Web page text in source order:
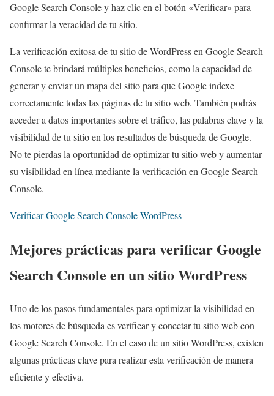
Google Search Console y haz clic en el botón «Verificar» para
confirmar la veracidad de tu sitio.
La verificación exitosa de tu sitio de WordPress en Google Search
Console te brindará múltiples beneficios, como la capacidad de
generar y enviar un mapa del sitio para que Google indexe
correctamente todas las páginas de tu sitio web. También podrás
acceder a datos importantes sobre el tráfico, las palabras clave y la
visibilidad de tu sitio en los resultados de búsqueda de Google.
No te pierdas la oportunidad de optimizar tu sitio web y aumentar
su visibilidad en línea mediante la verificación en Google Search
Console.
Verificar Google Search Console WordPress
Mejores prácticas para verificar Google
Search Console en un sitio WordPress
Uno de los pasos fundamentales para optimizar la visibilidad en
los motores de búsqueda es verificar y conectar tu sitio web con
Google Search Console. En el caso de un sitio WordPress, existen
algunas prácticas clave para realizar esta verificación de manera
eficiente y efectiva.